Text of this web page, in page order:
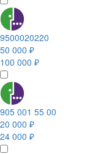
9500020220
50 000 ₽
100 000 ₽
905 001 55 00
20 000 ₽
24 000 ₽